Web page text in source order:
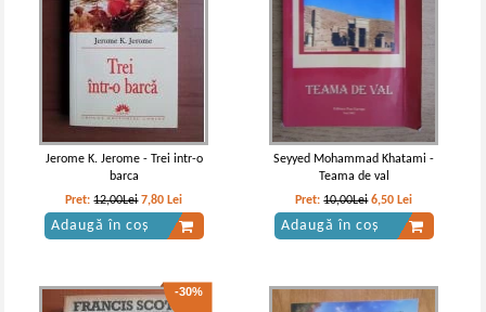
Theophile Gautier - Capitanul
Fracasse
Theophile Gautier - Capitanul
Jerome K. Jerome - Trei intr-o
barca
Pret:12,00Lei 7,80 Lei
Adaugă în coș
Seyyed Mohammad Khatami -
Teama de val
Pret:10,00Lei 6,50 Lei
Adaugă în coș
-30%